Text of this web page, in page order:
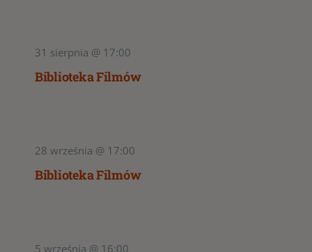
31 sierpnia @ 17:00
Biblioteka Filmów
28 września @ 17:00
Biblioteka Filmów
5 września @ 16:00